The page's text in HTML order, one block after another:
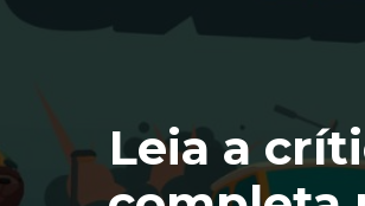
Leia a